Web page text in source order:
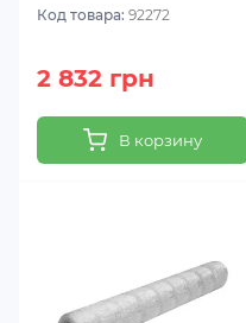
Код товара: 92272
2 832 грн
В корзину